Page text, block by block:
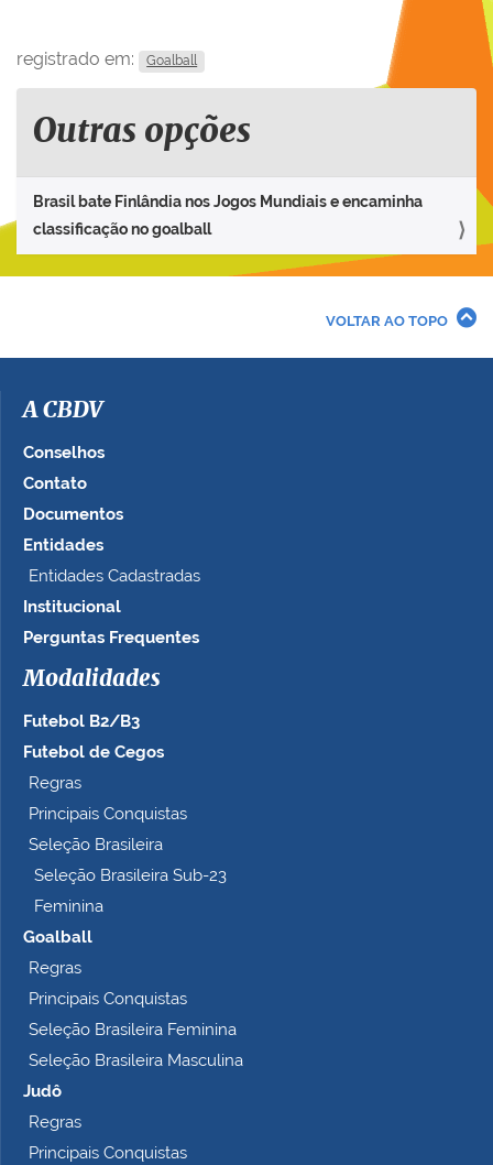
registrado em: Goalball
Outras opções
Brasil bate Finlândia nos Jogos Mundiais e encaminha
classificação no goalball
VOLTAR AO TOPO
A CBDV
Conselhos
Contato
Documentos
Entidades
Entidades Cadastradas
Institucional
Perguntas Frequentes
Modalidades
Futebol B2/B3
Futebol de Cegos
Regras
Principais Conquistas
Seleção Brasileira
Seleção Brasileira Sub-23
Feminina
Goalball
Regras
Principais Conquistas
Seleção Brasileira Feminina
Seleção Brasileira Masculina
Judô
Regras
Principais Conquistas